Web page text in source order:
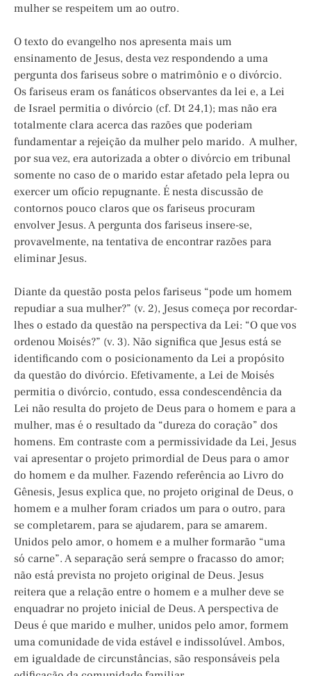
mulher se respeitem um ao outro.
O texto do evangelho nos apresenta mais um
ensinamento de Jesus, desta vez respondendo a uma
pergunta dos fariseus sobre o matrimônio e o divórcio.
Os fariseus eram os fanáticos observantes da lei e, a Lei
de Israel permitia o divórcio (cf. Dt 24,1); mas não era
totalmente clara acerca das razões que poderiam
fundamentar a rejeição da mulher pelo marido. A mulher,
por sua vez, era autorizada a obter o divórcio em tribunal
somente no caso de o marido estar afetado pela lepra ou
exercer um ofício repugnante. É nesta discussão de
contornos pouco claros que os fariseus procuram
envolver Jesus. A pergunta dos fariseus insere-se,
provavelmente, na tentativa de encontrar razões para
eliminar Jesus.
Diante da questão posta pelos fariseus “pode um homem
repudiar a sua mulher?” (v. 2), Jesus começa por recordar-
lhes o estado da questão na perspectiva da Lei: “O que vos
ordenou Moisés?” (v. 3). Não significa que Jesus está se
identificando com o posicionamento da Lei a propósito
da questão do divórcio. Efetivamente, a Lei de Moisés
permitia o divórcio, contudo, essa condescendência da
Lei não resulta do projeto de Deus para o homem e para a
mulher, mas é o resultado da “dureza do coração” dos
homens. Em contraste com a permissividade da Lei, Jesus
vai apresentar o projeto primordial de Deus para o amor
do homem e da mulher. Fazendo referência ao Livro do
Gênesis, Jesus explica que, no projeto original de Deus, o
homem e a mulher foram criados um para o outro, para
se completarem, para se ajudarem, para se amarem.
Unidos pelo amor, o homem e a mulher formarão “uma
só carne”. A separação será sempre o fracasso do amor;
não está prevista no projeto original de Deus. Jesus
reitera que a relação entre o homem e a mulher deve se
enquadrar no projeto inicial de Deus. A perspectiva de
Deus é que marido e mulher, unidos pelo amor, formem
uma comunidade de vida estável e indissolúvel. Ambos,
em igualdade de circunstâncias, são responsáveis pela